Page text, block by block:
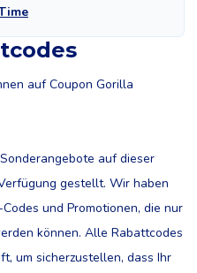
auf Coupon Gorilla
auf dieser
gestellt. Wir haben
und Promotionen, die nur
können. Alle Rabattcodes
um sicherzustellen, dass Ihr